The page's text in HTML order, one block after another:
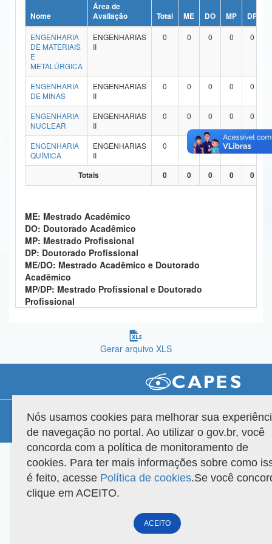
Ministério da Ciência, Tecnologia, Inovações e Comunicações
Ministério do Meio Ambiente
Ministério do Turismo
Ministério do Desenvolvimento Regional
Controladoria-Geral da União
Ministério da Mulher, da Família e dos Direitos Humanos
Secretaria-Geral
Secretaria de Governo
Advocacia-Geral da União
Banco Central do Brasil
Planalto
Nome
Área de
Avaliação
Total ME DO MP DP
ENGENHARIA
DE MATERIAIS
E
METALÚRGICA
ENGENHARIAS
II
0 0 0 0 0
ENGENHARIA
DE MINAS
ENGENHARIAS
II
0 0 0 0 0
ENGENHARIA
NUCLEAR
ENGENHARIAS
II
0 0 0 0 0
ENGENHARIA
QUÍMICA
ENGENHARIAS
II
0 0 0 0
Totais 0 0 0 0 0
ME: Mestrado Acadêmico
DO: Doutorado Acadêmico
MP: Mestrado Profissional
DP: Doutorado Profissional
ME/DO: Mestrado Acadêmico e Doutorado
Acadêmico
MP/DP: Mestrado Profissional e Doutorado
Profissional
Gerar arquivo XLS
Versão do sistema: 3.88.9 Copyright 2022 Capes. Todos os direitos reservados.
Nós usamos cookies para melhorar sua
de navegação no portal. Ao utilizar o gov.br, você
concorda com a política de monitoramento de
cookies. Para ter mais informações sobre como
é feito, acesse Política de cookies.Se você
clique em ACEITO.
ACEITO